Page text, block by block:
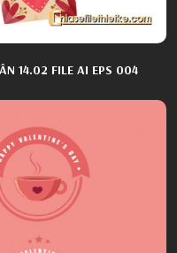
14.02 FILE AI EPS 004